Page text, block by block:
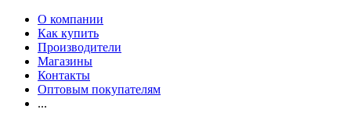
О компании
Как купить
Производители
Магазины
Контакты
Оптовым покупателям
...